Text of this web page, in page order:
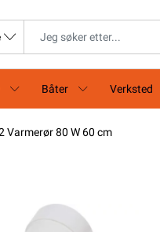
Båter Verksted
Varmerør 80 W 60 cm